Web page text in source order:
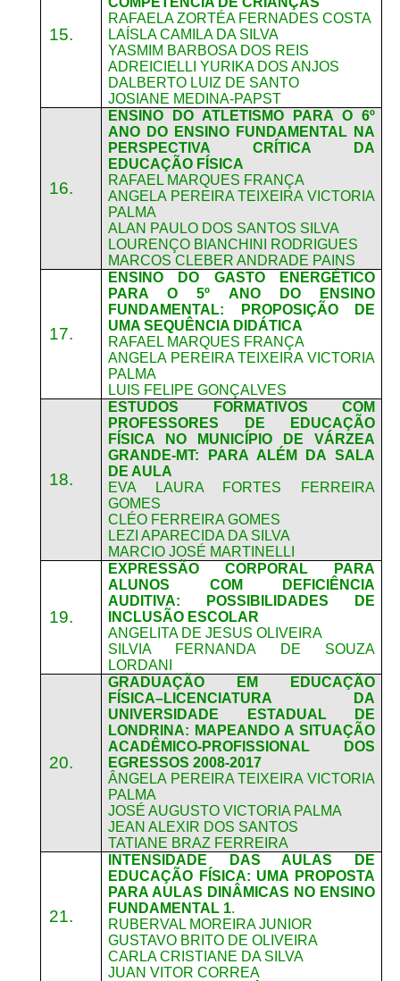
15.
RAFAELA ZORTÉA FERNADES COSTA
LAÍSLA CAMILA DA SILVA
YASMIM BARBOSA DOS REIS
ADREICIELLI YURIKA DOS ANJOS
DALBERTO LUIZ DE SANTO
JOSIANE MEDINA-PAPST
16.
ENSINO DO ATLETISMO PARA O 6º
ANO DO ENSINO FUNDAMENTAL NA
PERSPECTIVA CRÍTICA DA
EDUCAÇÃO FÍSICA
RAFAEL MARQUES FRANÇA
ANGELA PEREIRA TEIXEIRA VICTORIA
PALMA
ALAN PAULO DOS SANTOS SILVA
LOURENÇO BIANCHINI RODRIGUES
MARCOS CLEBER ANDRADE PAINS
17.
ENSINO DO GASTO ENERGÉTICO
PARA O 5º ANO DO ENSINO
FUNDAMENTAL: PROPOSIÇÃO DE
UMA SEQUÊNCIA DIDÁTICA
RAFAEL MARQUES FRANÇA
ANGELA PEREIRA TEIXEIRA VICTORIA
PALMA
LUIS FELIPE GONÇALVES
18.
ESTUDOS FORMATIVOS COM
PROFESSORES DE EDUCAÇÃO
FÍSICA NO MUNICÍPIO DE VÁRZEA
GRANDE-MT: PARA ALÉM DA SALA
DE AULA
EVA LAURA FORTES FERREIRA
GOMES
CLÉO FERREIRA GOMES
LEZI APARECIDA DA SILVA
MARCIO JOSÉ MARTINELLI
19.
EXPRESSÃO CORPORAL PARA
ALUNOS COM DEFICIÊNCIA
AUDITIVA: POSSIBILIDADES DE
INCLUSÃO ESCOLAR
ANGELITA DE JESUS OLIVEIRA
SILVIA FERNANDA DE SOUZA
LORDANI
20.
GRADUAÇÃO EM EDUCAÇÃO
FÍSICA–LICENCIATURA DA
UNIVERSIDADE ESTADUAL DE
LONDRINA: MAPEANDO A SITUAÇÃO
ACADÊMICO-PROFISSIONAL DOS
EGRESSOS 2008-2017
ÂNGELA PEREIRA TEIXEIRA VICTORIA
PALMA
JOSÉ AUGUSTO VICTORIA PALMA
JEAN ALEXIR DOS SANTOS
TATIANE BRAZ FERREIRA
21.
INTENSIDADE DAS AULAS DE
EDUCAÇÃO FÍSICA: UMA PROPOSTA
PARA AULAS DINÂMICAS NO ENSINO
FUNDAMENTAL 1.
RUBERVAL MOREIRA JUNIOR
GUSTAVO BRITO DE OLIVEIRA
CARLA CRISTIANE DA SILVA
JUAN VITOR CORREA